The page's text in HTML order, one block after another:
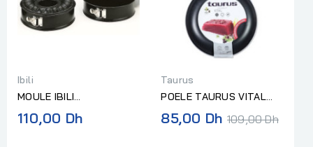
Ibili
MOULE IBILI
DÉMONTABLE
ANTIADHÉSIF 2 USAGES
110,00 Dh
Taurus
POELE TAURUS VITAL
20CM
85,00 Dh Prix
109,00 Dh